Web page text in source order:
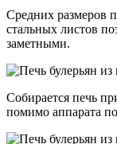
Средних размеров
стальных листов
заметными.
Собирается печь
помимо аппарата